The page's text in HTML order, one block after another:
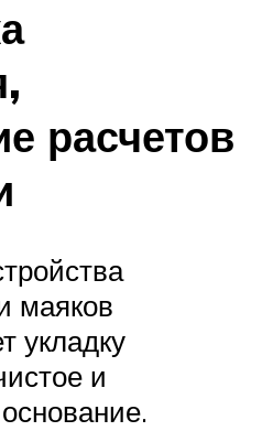
расчетов
маяков
укладку
и